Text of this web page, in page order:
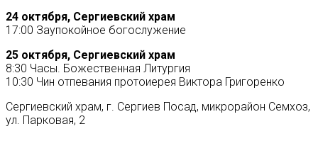
24 октября, Сергиевский храм
17:00 Заупокойное богослужение
25 октября, Сергиевский храм
8:30 Часы. Божественная Литургия
10:30 Чин отпевания протоиерея Виктора Григоренко
Сергиевский храм, г. Сергиев Посад, микрорайон Семхоз,
ул. Парковая, 2